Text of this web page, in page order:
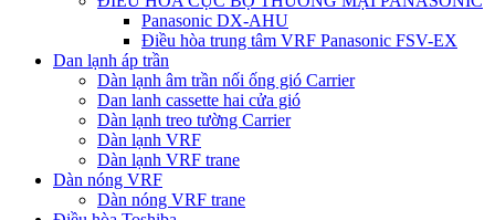
Panasonic DX-AHU
Điều hòa trung tâm VRF Panasonic FSV-EX
Dan lạnh áp trần
Dàn lạnh âm trần nối ống gió Carrier
Dan lanh cassette hai cửa gió
Dàn lạnh treo tường Carrier
Dàn lạnh VRF
Dàn lạnh VRF trane
Dàn nóng VRF
Dàn nóng VRF trane